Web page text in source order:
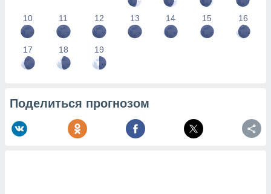
10 11 12 13 14 15 16
17 18 19
Поделиться прогнозом